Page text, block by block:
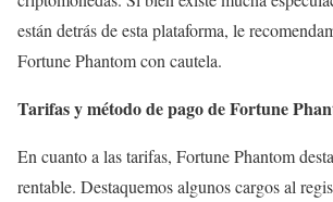
están detrás de esta plataforma, le
Fortune Phantom con cautela.
Tarifas y método de pago de Fortune
En cuanto a las tarifas, Fortune Phantom
rentable. Destaquemos algunos cargos al